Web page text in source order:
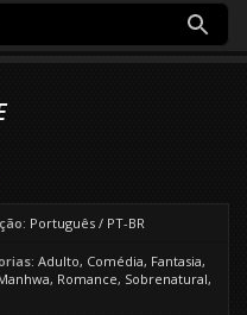
Português / PT-BR
Adulto, Comédia, Fantasia,
, Romance, Sobrenatural,